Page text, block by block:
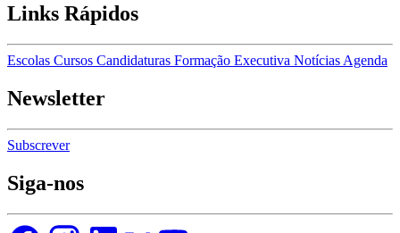
Links Rápidos
Escolas Cursos Candidaturas Formação Executiva Notícias Agenda
Newsletter
Subscrever
Siga-nos